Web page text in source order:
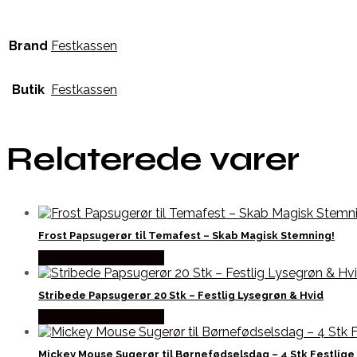
Brand Festkassen
Butik Festkassen
Relaterede varer
Frost Papsugerør til Temafest – Skab Magisk Stemning!
Stribede Papsugerør 20 Stk – Festlig Lysegrøn & Hvid
Mickey Mouse Sugerør til Børnefødselsdag – 4 Stk Festlige